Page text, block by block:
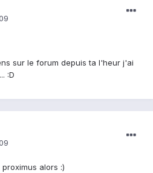
sur le forum depuis ta l'heur j'ai
:D
alors :)